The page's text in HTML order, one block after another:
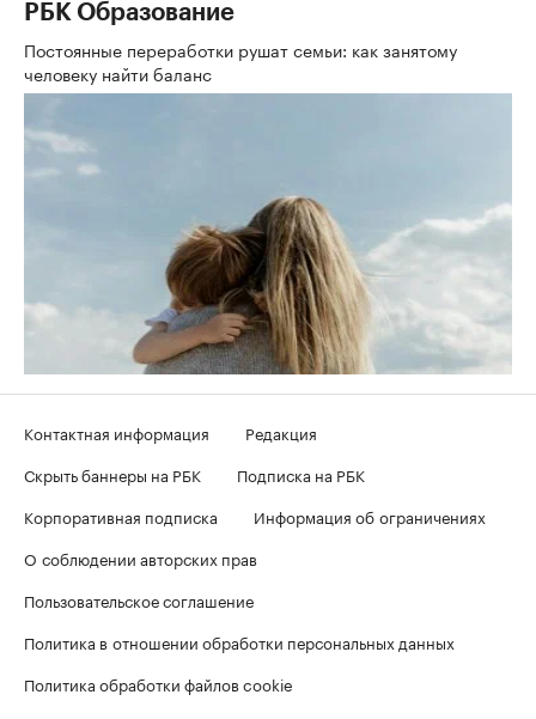
РБК Образование
Постоянные переработки рушат семьи: как занятому
человеку найти баланс
Контактная информация
Редакция
Скрыть баннеры на РБК
Подписка на РБК
Корпоративная подписка
Информация об ограничениях
О соблюдении авторских прав
Пользовательское соглашение
Политика в отношении обработки персональных данных
Политика обработки файлов cookie